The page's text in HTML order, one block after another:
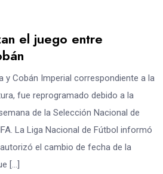
el juego entre
y Cobán Imperial correspondiente a la
fue reprogramado debido a la
de la Selección Nacional de
La Liga Nacional de Fútbol informó
el cambio de fecha de la
[…]